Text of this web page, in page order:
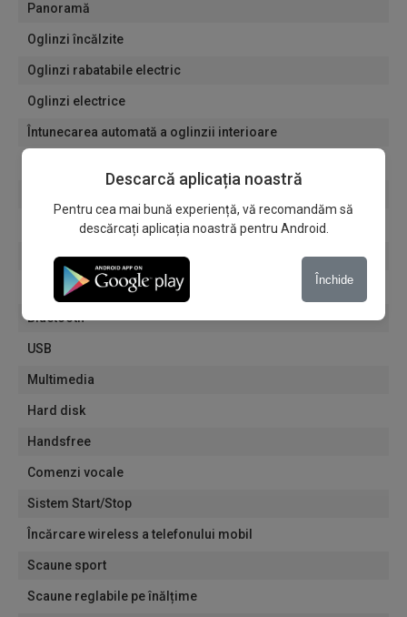
Panoramă
Oglinzi încălzite
Oglinzi rabatabile electric
Oglinzi electrice
Întunecarea automată a oglinzii interioare
Încălzitoare de parbriz
Încălzitoare de scaune față
Încălzitoare de volan
Bluetooth
USB
Multimedia
Hard disk
Handsfree
Comenzi vocale
Sistem Start/Stop
Încărcare wireless a telefonului mobil
Scaune sport
Scaune reglabile pe înălțime
Descarcă aplicația noastră
Pentru cea mai bună experiență, vă recomandăm să
descărcați aplicația noastră pentru Android.
Închide